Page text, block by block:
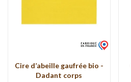
Cire d’abeille gaufrée bio -
Dadant corps